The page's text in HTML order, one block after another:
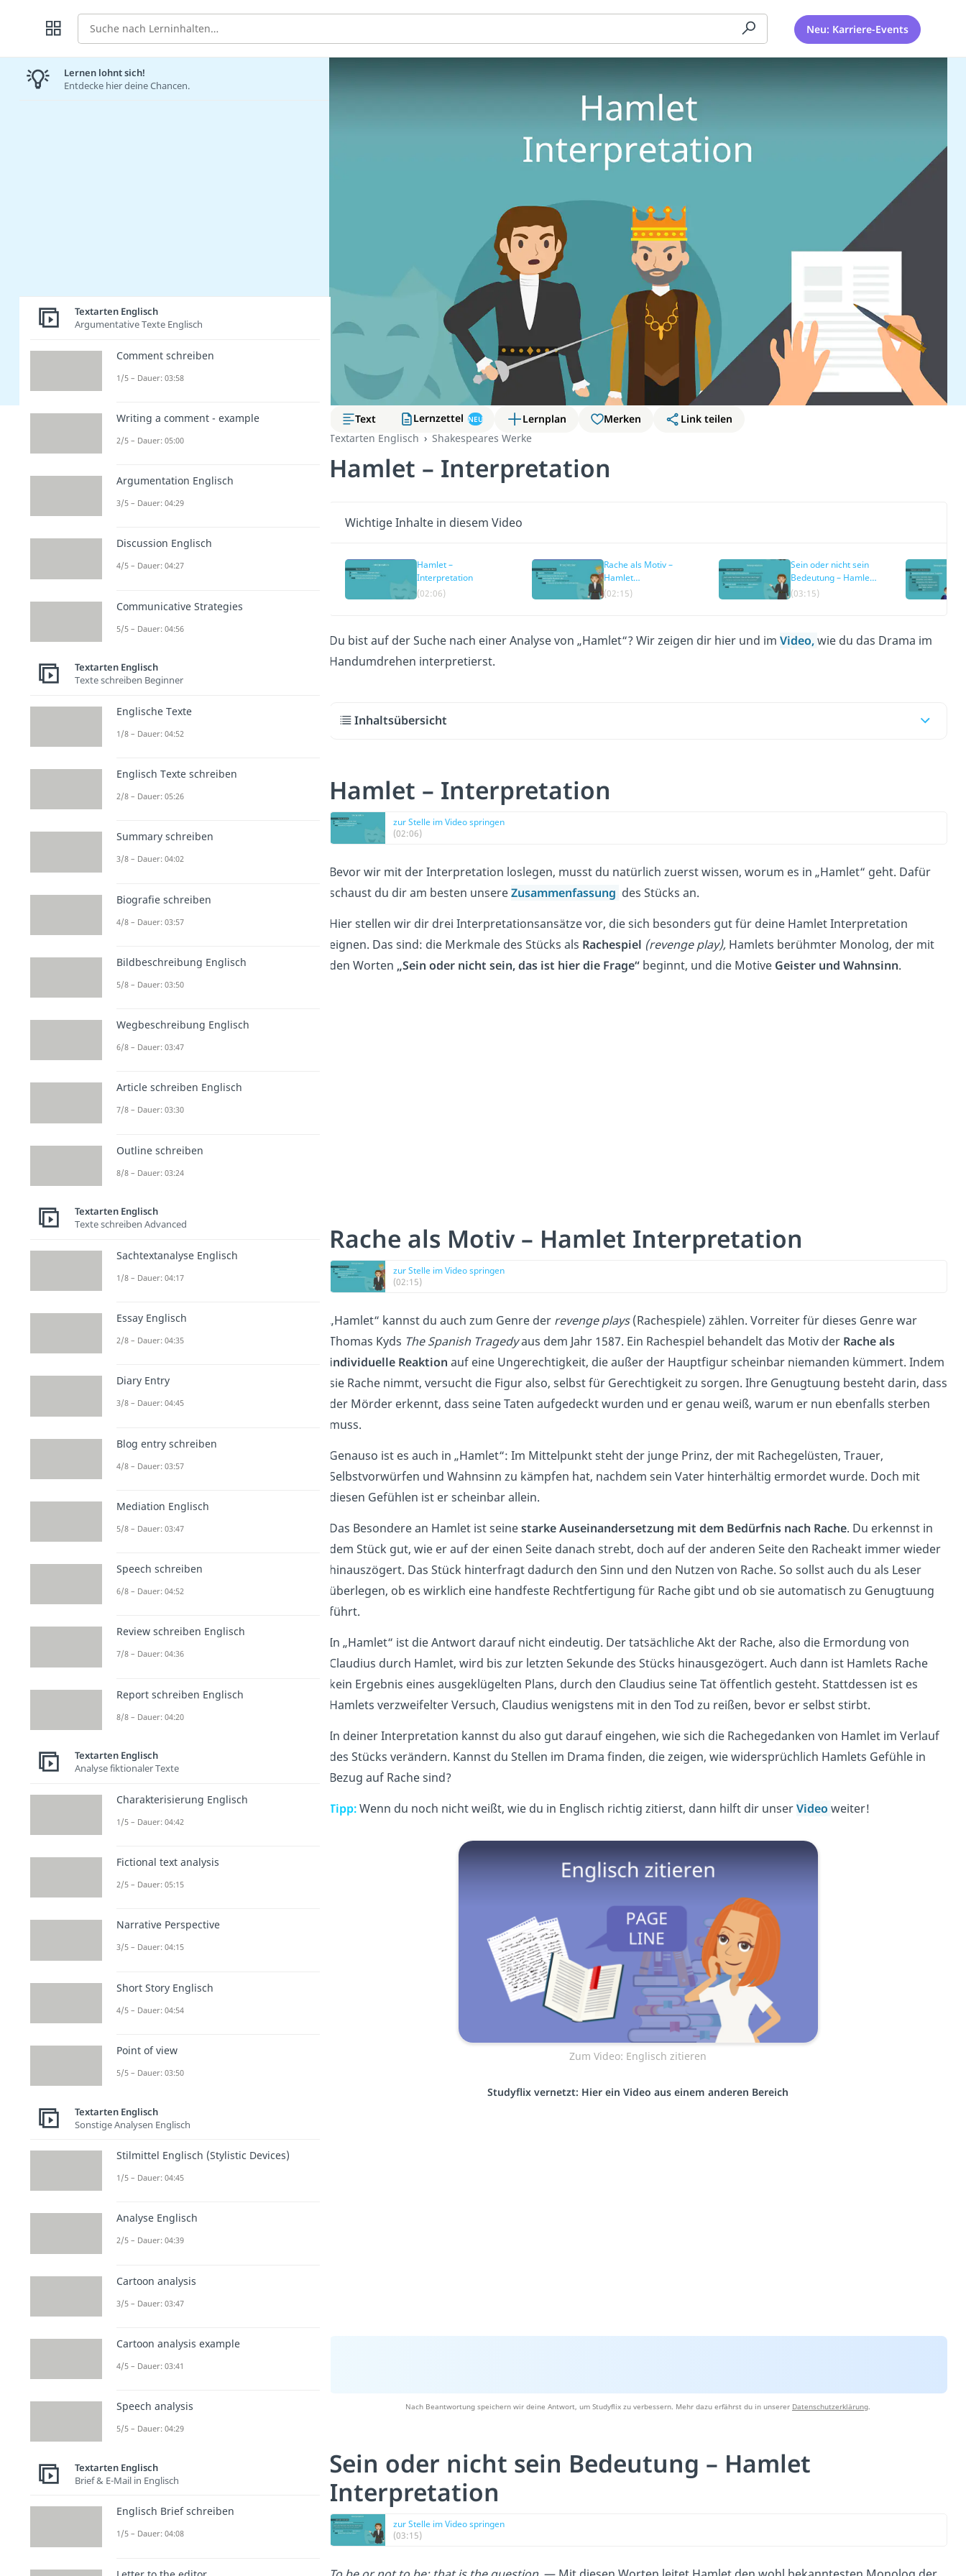
Suche Neu: Karriere-Events
Text Lernzettel NEU Lernplan Merken
Link teilen
Textarten Englisch
Shakespeares Werke
Hamlet – Interpretation
Wichtige Inhalte in diesem Video
Hamlet –
Interpretation
(02:06)
Rache als Motiv –
Hamlet
Interpretation
(02:15)
Sein oder nicht sein
Bedeutung – Hamlet
Interpretation
(03:15)
Du bist auf der Suche nach einer Analyse von „Hamlet“? Wir zeigen dir hier und im Video,wie du das Drama im
Handumdrehen interpretierst.
Inhaltsübersicht
Hamlet – Interpretation
zur Stelle im Video springen
(02:06)
Bevor wir mit der Interpretation loslegen, musst du natürlich zuerst wissen, worum es in „Hamlet“ geht. Dafür
schaust du dir am besten unsereZusammenfassung des Stücks an.
Hier stellen wir dir drei Interpretationsansätze vor, die sich besonders gut für deine Hamlet Interpretation
eignen. Das sind: die Merkmale des Stücks als Rachespiel (revenge play),Hamlets berühmter Monolog, der mit
den Worten „Sein oder nicht sein, das ist hier die Frage“beginnt, und die Motive Geister und Wahnsinn.
Rache als Motiv – Hamlet Interpretation
zur Stelle im Video springen
(02:15)
„Hamlet“ kannst du auch zum Genre der revenge plays(Rachespiele) zählen. Vorreiter für dieses Genre war
Thomas Kyds The Spanish Tragedyaus dem Jahr 1587. Ein Rachespiel behandelt das Motiv der Rache als
individuelle Reaktion auf eine Ungerechtigkeit, die außer der Hauptfigur scheinbar niemanden kümmert. Indem
sie Rache nimmt, versucht die Figur also, selbst für Gerechtigkeit zu sorgen. Ihre Genugtuung besteht darin, dass
der Mörder erkennt, dass seine Taten aufgedeckt wurden und er genau weiß, warum er nun ebenfalls sterben
muss.
Genauso ist es auch in „Hamlet“: Im Mittelpunkt steht der junge Prinz, der mit Rachegelüsten, Trauer,
Selbstvorwürfen und Wahnsinn zu kämpfen hat, nachdem sein Vater hinterhältig ermordet wurde. Doch mit
diesen Gefühlen ist er scheinbar allein.
Das Besondere an Hamlet ist seinestarke Auseinandersetzung mit dem Bedürfnis nach Rache. Du erkennst in
dem Stück gut, wie er auf der einen Seite danach strebt, doch auf der anderen Seite den Racheakt immer wieder
hinauszögert. Das Stück hinterfragt dadurch den Sinn und den Nutzen von Rache. So sollst auch du als Leser
überlegen, ob es wirklich eine handfeste Rechtfertigung für Rache gibt und ob sie automatisch zu Genugtuung
führt.
In „Hamlet“ ist die Antwort darauf nicht eindeutig. Der tatsächliche Akt der Rache, also die Ermordung von
Claudius durch Hamlet, wird bis zur letzten Sekunde des Stücks hinausgezögert. Auch dann ist Hamlets Rache
kein Ergebnis eines ausgeklügelten Plans, durch den Claudius seine Tat öffentlich gesteht. Stattdessen ist es
Hamlets verzweifelter Versuch, Claudius wenigstens mit in den Tod zu reißen, bevor er selbst stirbt.
In deiner Interpretation kannst du also gut darauf eingehen, wie sich die Rachegedanken von Hamlet im Verlauf
des Stücks verändern. Kannst du Stellen im Drama finden, die zeigen, wie widersprüchlich Hamlets Gefühle in
Bezug auf Rache sind?
Tipp:Wenn du noch nicht weißt, wie du in Englisch richtig zitierst, dann hilft dir unserVideo weiter!
Zum Video: Englisch zitieren
Studyflix vernetzt: Hier ein Video aus einem anderen Bereich
Nach Beantwortung speichern wir deine Antwort, um Studyflix zu verbessern. Mehr dazu erfährst du in unserer Datenschutzerklärung
Sein oder nicht sein Bedeutung – Hamlet
Interpretation
zur Stelle im Video springen
(03:15)
Lernen lohnt sich!
Entdecke hier deine Chancen.
Textarten Englisch
Argumentative Texte Englisch
Comment schreiben
1/5 – Dauer: 03:58
Writing a comment - example
2/5 – Dauer: 05:00
Argumentation Englisch
3/5 – Dauer: 04:29
Discussion Englisch
4/5 – Dauer: 04:27
Communicative Strategies
5/5 – Dauer: 04:56
Textarten Englisch
Texte schreiben Beginner
Englische Texte
1/8 – Dauer: 04:52
Englisch Texte schreiben
2/8 – Dauer: 05:26
Summary schreiben
3/8 – Dauer: 04:02
Biografie schreiben
4/8 – Dauer: 03:57
Bildbeschreibung Englisch
5/8 – Dauer: 03:50
Wegbeschreibung Englisch
6/8 – Dauer: 03:47
Article schreiben Englisch
7/8 – Dauer: 03:30
Outline schreiben
8/8 – Dauer: 03:24
Textarten Englisch
Texte schreiben Advanced
Sachtextanalyse Englisch
1/8 – Dauer: 04:17
Essay Englisch
2/8 – Dauer: 04:35
Diary Entry
3/8 – Dauer: 04:45
Blog entry schreiben
4/8 – Dauer: 03:57
Mediation Englisch
5/8 – Dauer: 03:47
Speech schreiben
6/8 – Dauer: 04:52
Review schreiben Englisch
7/8 – Dauer: 04:36
Report schreiben Englisch
8/8 – Dauer: 04:20
Textarten Englisch
Analyse fiktionaler Texte
Charakterisierung Englisch
1/5 – Dauer: 04:42
Fictional text analysis
2/5 – Dauer: 05:15
Narrative Perspective
3/5 – Dauer: 04:15
Short Story Englisch
4/5 – Dauer: 04:54
Point of view
5/5 – Dauer: 03:50
Textarten Englisch
Sonstige Analysen Englisch
Stilmittel Englisch (Stylistic Devices)
1/5 – Dauer: 04:45
Analyse Englisch
2/5 – Dauer: 04:39
Cartoon analysis
3/5 – Dauer: 03:47
Cartoon analysis example
4/5 – Dauer: 03:41
Speech analysis
5/5 – Dauer: 04:29
Textarten Englisch
Brief & E-Mail in Englisch
Englisch Brief schreiben
1/5 – Dauer: 04:08